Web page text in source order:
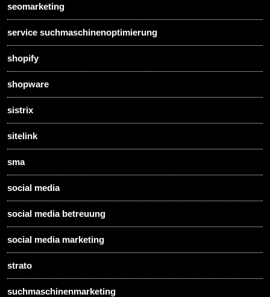
seomarketing
service suchmaschinenoptimierung
shopify
shopware
sistrix
sitelink
sma
social media
social media betreuung
social media marketing
strato
suchmaschinenmarketing